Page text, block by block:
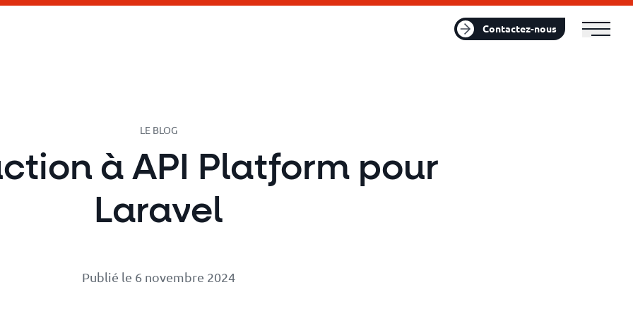
Contactez-nous
LE BLOG
à API Platform pour
Laravel
Publié le 6 novembre 2024